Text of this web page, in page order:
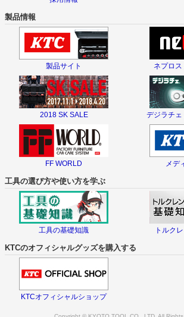
製品情報
製品サイト ネプロス
2018 SK SALE デジラチェ
FF WORLD メデ
工具の選び方や使い方を学ぶ
工具の基礎知識 トルク
KTCのオフィシャルグッズを購入する
KTCオフィシャルショップ